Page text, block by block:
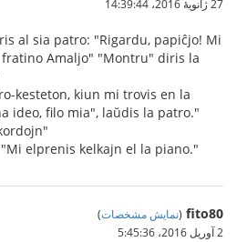
27 ژانویهٔ 2016،‏ 14:39:44
al sia patro: "Rigardu, papiĉjo! Mi
Amaljo" "Montru" diris la
kesteton, kiun mi trovis en la
ideo, filo mia", laŭdis la patro."
elprenis kelkajn el la piano."
fito80
(نمایش مشخصات)
2 آوریل 2016،‏ 5:45:36